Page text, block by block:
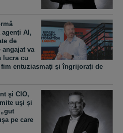
AI,
de
angajat va
lucra cu
entuziasmaţi şi îngrijoraţi de
şi CIO,
uşi şi
pe care